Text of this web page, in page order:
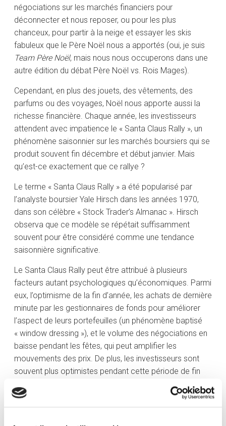
négociations sur les marchés financiers pour
déconnecter et nous reposer, ou pour les plus
chanceux, pour partir à la neige et essayer les skis
fabuleux que le Père Noël nous a apportés (oui, je suis
Team Père Noël, mais nous nous occuperons dans une
autre édition du débat Père Noël vs. Rois Mages).
Cependant, en plus des jouets, des vêtements, des
parfums ou des voyages, Noël nous apporte aussi la
richesse financière. Chaque année, les investisseurs
attendent avec impatience le « Santa Claus Rally », un
phénomène saisonnier sur les marchés boursiers qui se
produit souvent fin décembre et début janvier. Mais
qu’est-ce exactement que ce rallye ?
Le terme « Santa Claus Rally » a été popularisé par
l’analyste boursier Yale Hirsch dans les années 1970,
dans son célèbre « Stock Trader’s Almanac ». Hirsch
observa que ce modèle se répétait suffisamment
souvent pour être considéré comme une tendance
saisonnière significative.
Le Santa Claus Rally peut être attribué à plusieurs
facteurs autant psychologiques qu’économiques. Parmi
eux, l’optimisme de la fin d’année, les achats de dernière
minute par les gestionnaires de fonds pour améliorer
l’aspect de leurs portefeuilles (un phénomène baptisé
« window dressing »), et le volume des négociations en
baisse pendant les fêtes, qui peut amplifier les
mouvements des prix. De plus, les investisseurs sont
souvent plus optimistes pendant cette période de fin
d’année, ce qui se traduit par un plus gros appétit pour
le risque.